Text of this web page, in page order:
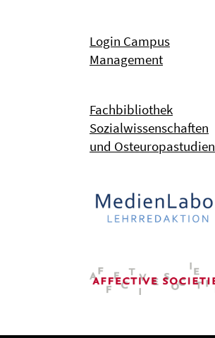
Login Campus
Management
Fachbibliothek
Sozialwissenschaften
und Osteuropastudien